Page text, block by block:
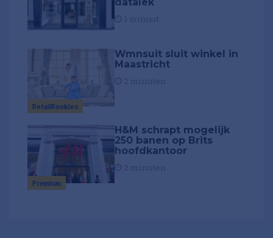
RetailRookies
Wmnsuit sluit winkel in
Maastricht
Premium
H&M schrapt mogelijk
250 banen op Brits
hoofdkantoor